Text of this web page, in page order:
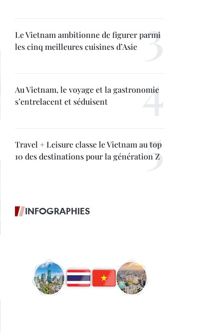
Le Vietnam ambitionne de figurer parmi
les cinq meilleures cuisines d’Asie
Au Vietnam, le voyage et la gastronomie
s’entrelacent et séduisent
Travel + Leisure classe le Vietnam au top
10 des destinations pour la génération Z
INFOGRAPHIES